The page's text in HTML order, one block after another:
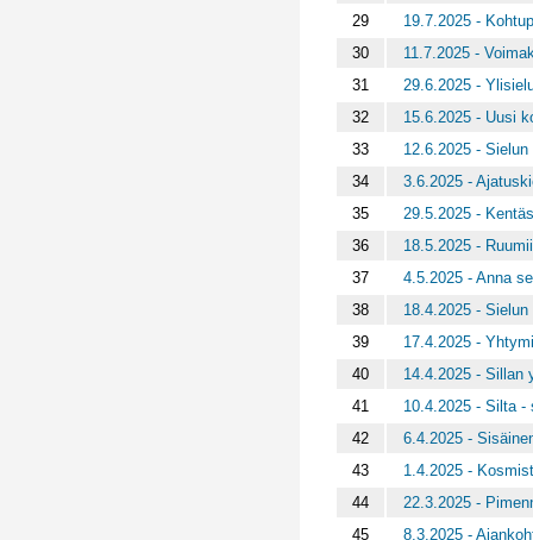
29
19.7.2025 -
30
11.7.2025 -
31
29.6.2025 -
32
15.6.2025 - Uusi
33
12.6.2025 -
34
3.6.2025 -
35
29.5.2025 -
36
18.5.2025 -
37
4.5.2025 - Anna
38
18.4.2025 -
39
17.4.2025 -
40
14.4.2025 - Sillan
41
10.4.2025 - Silta
42
6.4.2025 -
43
1.4.2025 -
44
22.3.2025 -
45
8.3.2025 -